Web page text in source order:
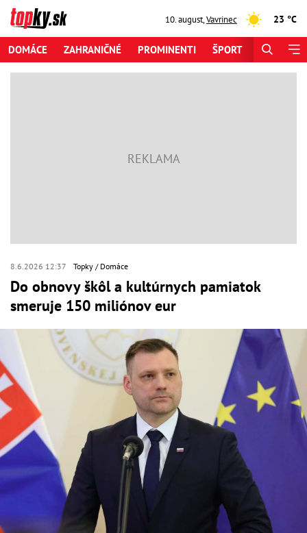
10. august,Vavrinec 23 °C
DOMÁCE ZAHRANIČNÉ PROMINENTI ŠPORT
8.6.2026 12:37 Topky Domáce
Do obnovy škôl a kultúrnych pamiatok
smeruje 150 miliónov eur